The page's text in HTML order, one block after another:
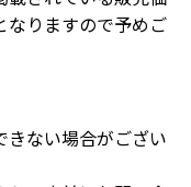
なりますので予めご
きない場合がござい